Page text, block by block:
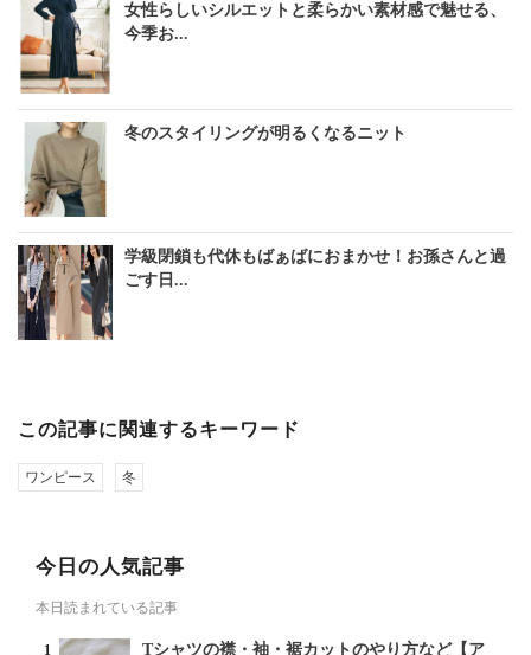
女性らしいシルエットと柔らかい素材感で魅せる、
今季お...
冬のスタイリングが明るくなるニット
学級閉鎖も代休もばぁばにおまかせ！お孫さんと過
ごす日...
この記事に関連するキーワード
ワンピース 冬
今日の人気記事
本日読まれている記事
Tシャツの襟・袖・裾カットのやり方など【ア